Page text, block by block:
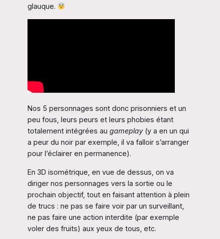
glauque.
Nos 5 personnages sont donc prisonniers et un
peu fous, leurs peurs et leurs phobies étant
totalement intégrées au gameplay(y a en un qui
a peur du noir par exemple, il va falloir s’arranger
pour l’éclairer en permanence).
En 3D isométrique, en vue de dessus, on va
diriger nos personnages vers la sortie ou le
prochain objectif, tout en faisant attention à plein
de trucs : ne pas se faire voir par un surveillant,
ne pas faire une action interdite (par exemple
voler des fruits) aux yeux de tous, etc.